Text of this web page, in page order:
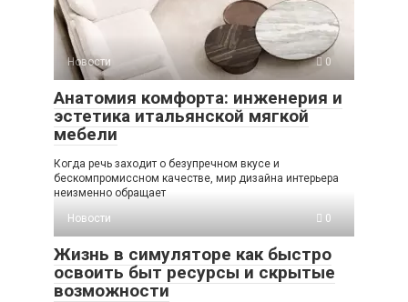
Новости 0
Анатомия комфорта: инженерия и
эстетика итальянской мягкой
мебели
Когда речь заходит о безупречном вкусе и
бескомпромиссном качестве, мир дизайна интерьера
неизменно обращает
Новости
0
Жизнь в симуляторе как быстро
освоить быт ресурсы и скрытые
возможности